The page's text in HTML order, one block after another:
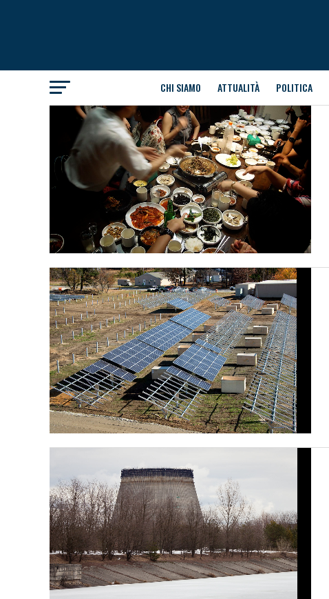
CHI SIAMO ATTUALITÀ POLITICA